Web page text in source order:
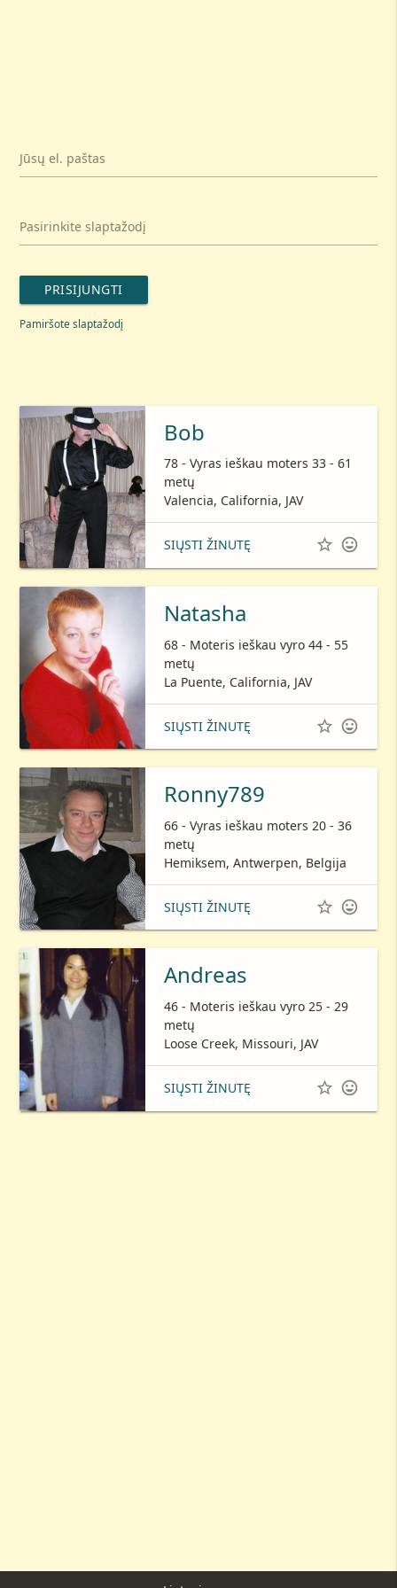
Jūsų el. paštas
Pasirinkite slaptažodį
PRISIJUNGTI
Pamiršote slaptažodį
Bob
78 - Vyras ieškau moters 33 - 61
metų
Valencia, California, JAV
SIŲSTI ŽINUTĘ  
Natasha
68 - Moteris ieškau vyro 44 - 55
metų
La Puente, California, JAV
SIŲSTI ŽINUTĘ  
Ronny789
66 - Vyras ieškau moters 20 - 36
metų
Hemiksem, Antwerpen, Belgija
SIŲSTI ŽINUTĘ  
Andreas
46 - Moteris ieškau vyro 25 - 29
metų
Loose Creek, Missouri, JAV
SIŲSTI ŽINUTĘ  